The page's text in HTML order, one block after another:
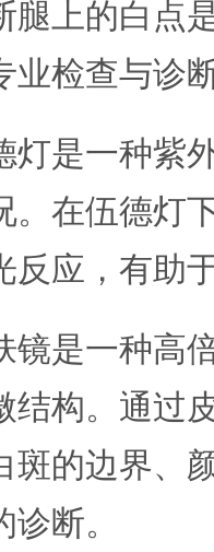
腿上的白点
业检查与诊
灯是一种紫
。在伍德灯
反应，有助
镜是一种高
结构。通过
斑的边界、
断。